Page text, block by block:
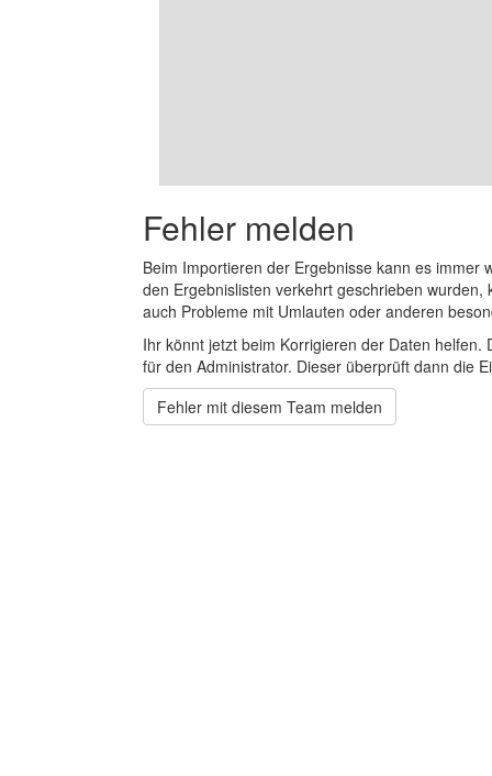
Fehler melden
Beim Importieren der Ergebnisse kann es
den Ergebnislisten verkehrt geschrieben
auch Probleme mit Umlauten oder anderen
Ihr könnt jetzt beim Korrigieren der Daten
für den Administrator. Dieser überprüft dann die
Fehler mit diesem Team melden